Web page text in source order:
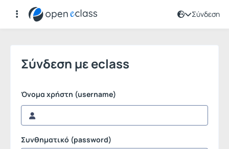
Σύνδεση
Σύνδεση
Σύνδεση με eclass
Όνομα χρήστη (username)
Συνθηματικό (password)